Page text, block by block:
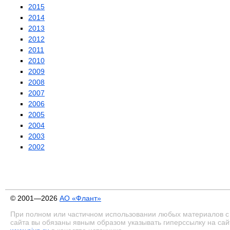
2015
2014
2013
2012
2011
2010
2009
2008
2007
2006
2005
2004
2003
2002
© 2001—2026 АО «Флант»
При полном или частичном использовании любых материалов с
сайта вы обязаны явным образом указывать гиперссылку на